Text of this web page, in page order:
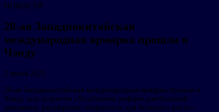
НОВОСТИ
20-ая Западнокитайская
международная ярмарка прошла в
Чэнду
2 июня 2025
20-ая Западнокитайская международная ярмарка прошла в
Чэнду под лозунгом «Углубление реформ для большей
динамики, расширение открытости для большего роста».